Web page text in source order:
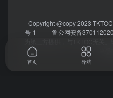
Copyright @copy 2023
号-1
鲁公网安备
首页 导航